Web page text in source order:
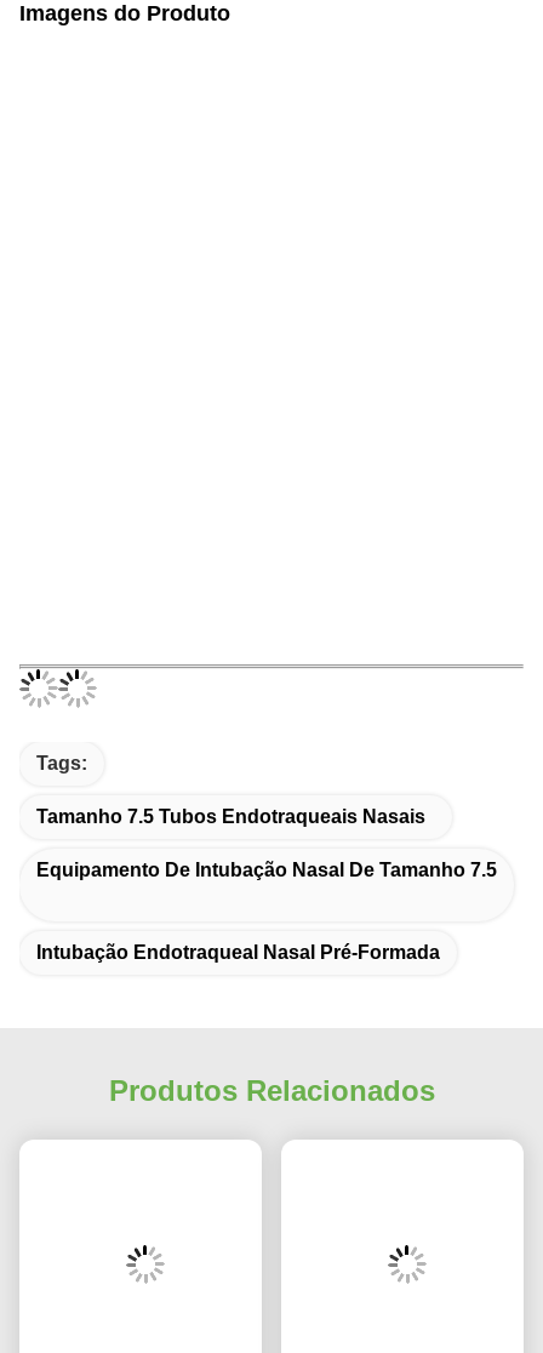
Imagens do Produto